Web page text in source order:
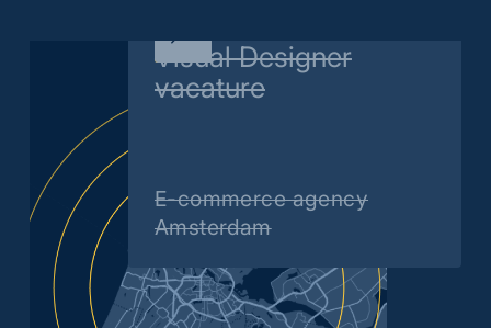
Visual Designer
vacature
E-commerce agency
Amsterdam